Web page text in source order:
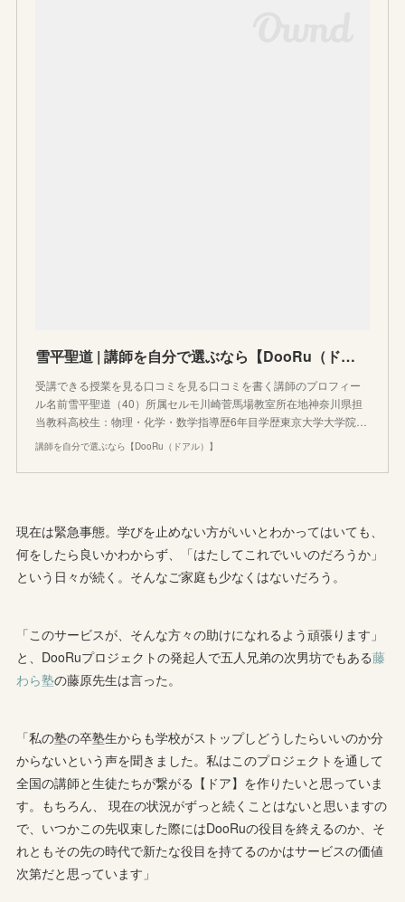
雪平聖道 | 講師を自分で選ぶなら【DooRu（ドアル）】
受講できる授業を見る口コミを見る口コミを書く講師のプロフィー
ル名前雪平聖道（40）所属セルモ川崎菅馬場教室所在地神奈川県担
当教科高校生：物理・化学・数学指導歴6年目学歴東京大学大学院…
講師を自分で選ぶなら【DooRu（ドアル）】
現在は緊急事態。学びを止めない方がいいとわかってはいても、
何をしたら良いかわからず、「はたしてこれでいいのだろうか」
という日々が続く。そんなご家庭も少なくはないだろう。
「このサービスが、そんな方々の助けになれるよう頑張ります」
と、DooRuプロジェクトの発起人で五人兄弟の次男坊でもある藤
わら塾の藤原先生は言った。
「私の塾の卒塾生からも学校がストップしどうしたらいいのか分
からないという声を聞きました。私はこのプロジェクトを通して
全国の講師と生徒たちが繋がる【ドア】を作りたいと思っていま
す。もちろん、 現在の状況がずっと続くことはないと思いますの
で、いつかこの先収束した際にはDooRuの役目を終えるのか、そ
れともその先の時代で新たな役目を持てるのかはサービスの価値
次第だと思っています」